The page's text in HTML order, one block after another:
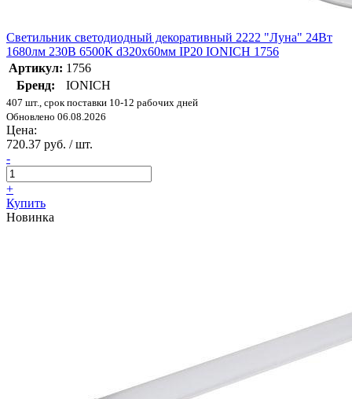
Светильник светодиодный декоративный 2222 "Луна" 24Вт
1680лм 230В 6500К d320х60мм IP20 IONICH 1756
Артикул: 1756
Бренд:
IONICH
407 шт., срок поставки 10-12 рабочих дней
Обновлено 06.08.2026
Цена:
720.37 руб. / шт.
-
+
Купить
Новинка